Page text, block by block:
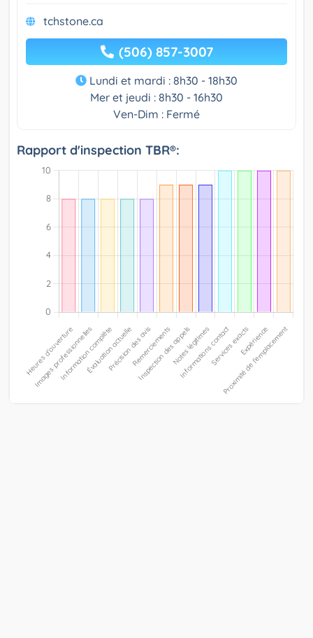
tchstone.ca
(506) 857-3007
Lundi et mardi : 8h30 - 18h30
Mer et jeudi : 8h30 - 16h30
Ven-Dim : Fermé
Rapport d'inspection TBR®: